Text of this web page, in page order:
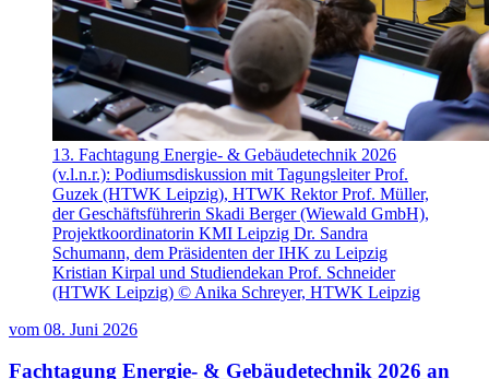
13. Fachtagung Energie- & Gebäudetechnik 2026
(v.l.n.r.): Podiumsdiskussion mit Tagungsleiter Prof.
Guzek (HTWK Leipzig), HTWK Rektor Prof. Müller,
der Geschäftsführerin Skadi Berger (Wiewald GmbH),
Projektkoordinatorin KMI Leipzig Dr. Sandra
Schumann, dem Präsidenten der IHK zu Leipzig
Kristian Kirpal und Studiendekan Prof. Schneider
(HTWK Leipzig) © Anika Schreyer, HTWK Leipzig
vom 08. Juni 2026
Fachtagung Energie- & Gebäudetechnik 2026 an